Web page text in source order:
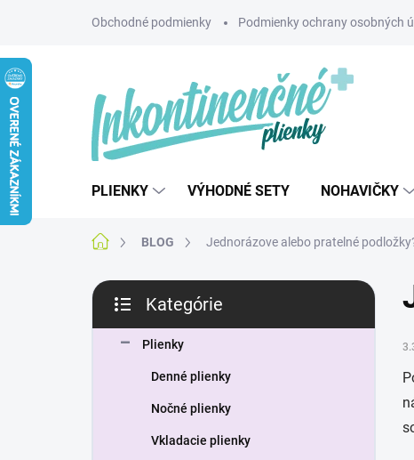
Obchodné podmienky Podmienky ochrany osobných
PLIENKY VÝHODNÉ SETY NOHAVIČKY
DomovBLOG Jednorázove alebo pratelné
B
č
Kategórie
Plienky
Denné plienky
Nočné plienky
Vkladacie plienky